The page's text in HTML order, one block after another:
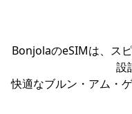
BonjolaのeSIMは、ス
設
快適なブルン・アム・